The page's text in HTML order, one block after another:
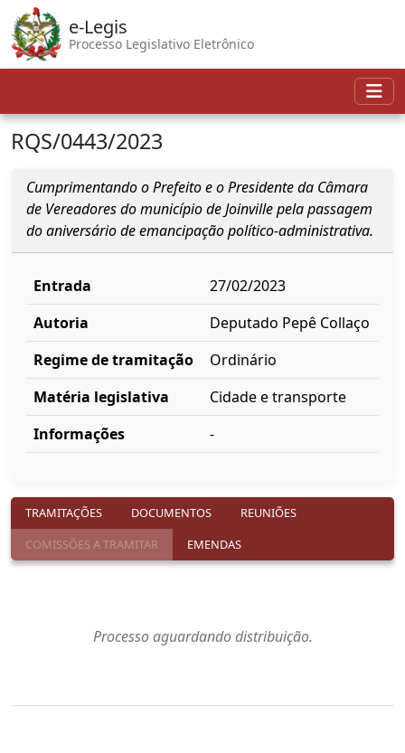
e-Legis
Processo Legislativo Eletrônico
RQS/0443/2023
Cumprimentando o Prefeito e o Presidente da Câmara
de Vereadores do município de Joinville pela passagem
do aniversário de emancipação político-administrativa.
Entrada
27/02/2023
Autoria
Deputado Pepê Collaço
Regime de tramitação
Ordinário
Matéria legislativa
Cidade e transporte
Informações
-
TRAMITAÇÕES DOCUMENTOS
REUNIÕES
COMISSÕES A TRAMITAR
EMENDAS
Processo aguardando distribuição.